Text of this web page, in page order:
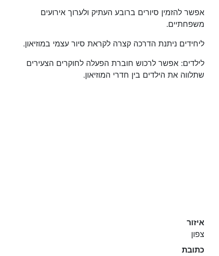
אפשר להזמין סיורים ברובע העתיק ולערוך אירועים
משפחתיים.
ליחידים ניתנת הדרכה קצרה לקראת סיור עצמי במוזיאון.
לילדים: אפשר לרכוש חוברת הפעלה לחוקרים הצעירים
שתלווה את הילדים בין חדרי המוזיאון.
איזור
צפון
כתובת